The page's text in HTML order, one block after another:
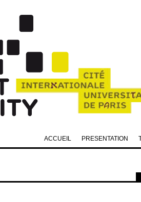
PRESENTATION
ACCUEIL